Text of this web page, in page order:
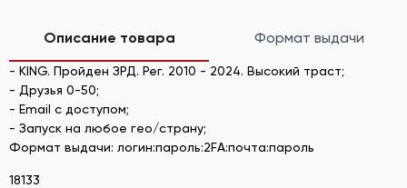
Описание товара Формат выдачи
- KING. Пройден ЗРД. Рег. 2010 - 2024. Высокий траст;
- Друзья 0-50;
- Email с доступом;
- Запуск на любое гео/страну;
Формат выдачи: логин:пароль:2FA:почта:пароль
18133